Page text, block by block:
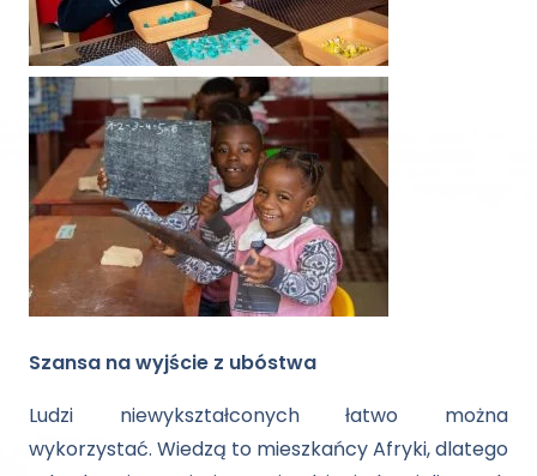
Szansa na wyjście z ubóstwa
Ludzi niewykształconych łatwo można
wykorzystać. Wiedzą to mieszkańcy Afryki, dlatego